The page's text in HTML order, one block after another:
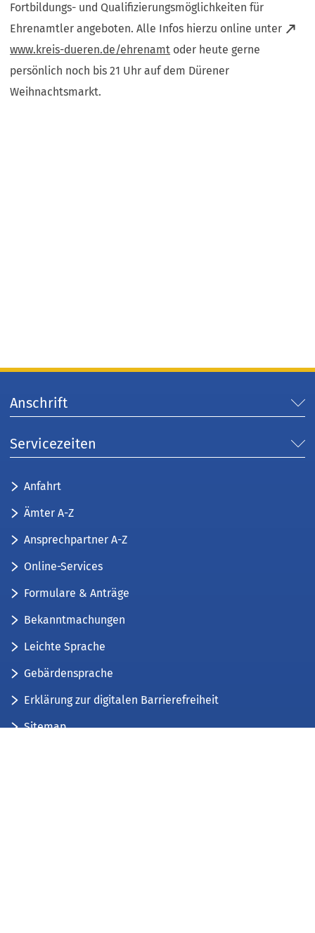
Fortbildungs- und Qualifizierungsmöglichkeiten für
Ehrenamtler angeboten. Alle Infos hierzu online unter
www.kreis-dueren.de/ehrenamt
(Öffnet
einem
oder heute gerne
persönlich noch bis 21 Uhr auf dem Dürener
Weihnachtsmarkt.
Anschrift
Servicezeiten
Anfahrt
Ämter A-Z
Ansprechpartner A-Z
Online-Services
Formulare & Anträge
Bekanntmachungen
Leichte Sprache
Gebärdensprache
Erklärung zur digitalen Barrierefreiheit
Sitemap